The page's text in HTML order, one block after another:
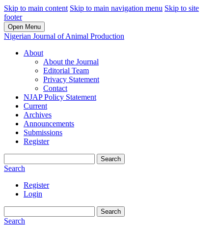
Skip to main content Skip to main navigation menu Skip to site
footer
Open Menu
Nigerian Journal of Animal Production
About
About the Journal
Editorial Team
Privacy Statement
Contact
NJAP Policy Statement
Current
Archives
Announcements
Submissions
Register
Search
Search
Register
Login
Search
Search